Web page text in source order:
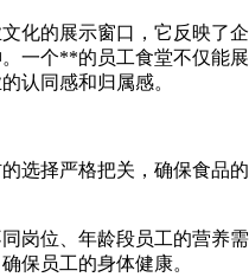
化的展示窗口，它反映了企
一个**的员工食堂不仅能展
认同感和归属感。
选择严格把关，确保食品的
岗位、年龄段员工的营养需
保员工的身体健康。